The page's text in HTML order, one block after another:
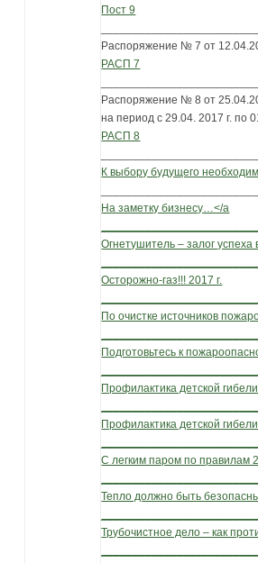
Пост 9
Распоряжение № 7 от
РАСП 7
Распоряжение № 8 от
на период с 29.04. 2017 г. по
РАСП 8
К выбору будущего
На заметку бизнесу…</a
Огнетушитель – залог
Осторожно-газ!!! 2017 г.
По очистке источников
Подготовьтесь к
Профилактика детской
Профилактика детской
С легким паром по правилам
Тепло должно быть
Трубочистное дело – как